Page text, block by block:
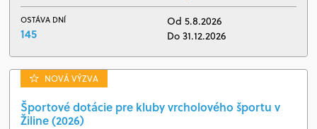
OSTÁVA DNÍ
145
Od 5.8.2026
Do 31.12.2026
NOVÁ VÝZVA
Športové dotácie pre kluby vrcholového športu v
Žiline (2026)